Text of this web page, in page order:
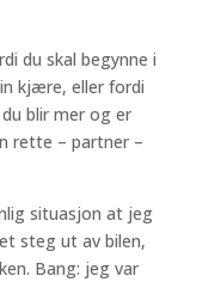
du skal begynne i
kjære, eller fordi
blir mer og er
rette – partner –
situasjon at jeg
steg ut av bilen,
Bang: jeg var